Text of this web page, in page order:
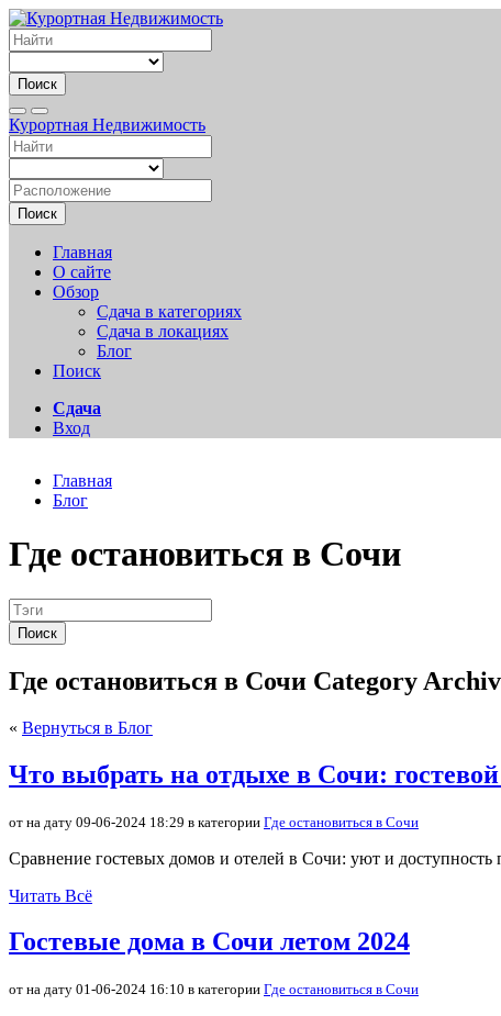
Поиск
Курортная Недвижимость
Поиск
Главная
О сайте
Обзор
Сдача в категориях
Сдача в локациях
Блог
Поиск
Сдача
Вход
Главная
Блог
Где остановиться в Сочи
Поиск
Где остановиться в Сочи Category
« Вернуться в Блог
Что выбрать на отдыхе в Сочи:
от на дату 09-06-2024 18:29 в категории Где остановиться в Сочи
Сравнение гостевых домов и отелей в Сочи: уют и
Читать Всё
Гостевые дома в Сочи летом 2024
от на дату 01-06-2024 16:10 в категории Где остановиться в Сочи